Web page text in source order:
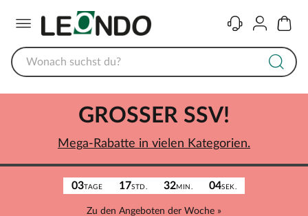
KontaktKonto
03TAGE 17STD. 32MIN. 04SEK.
Zu den Angeboten der Woche »
GROSSER SSV!
Mega-Rabatte in vielen Kategorien.